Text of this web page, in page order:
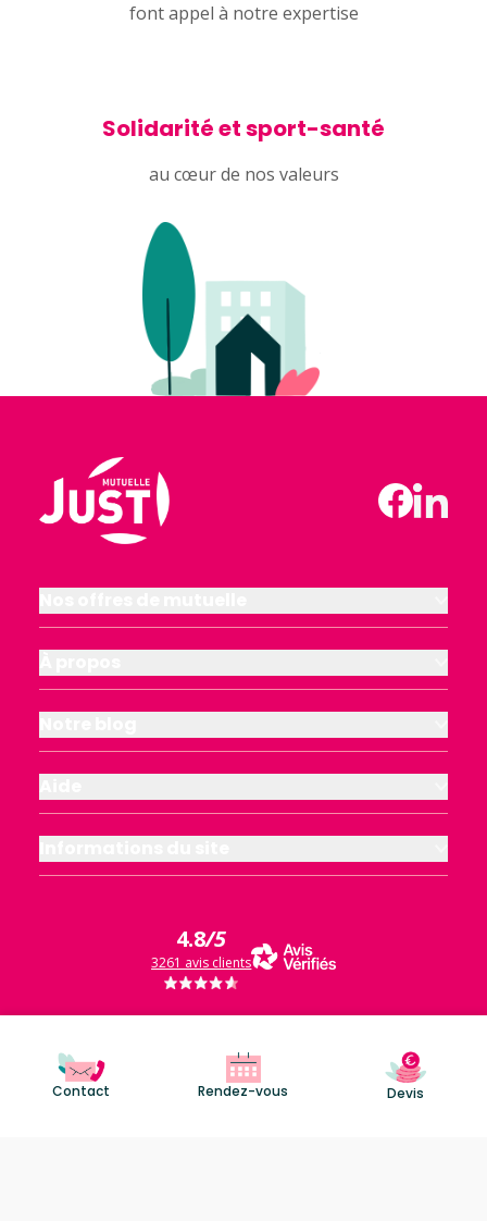
font appel à notre expertise
Solidarité et sport-santé
au cœur de nos valeurs
4.8/5
3261 avis clients
Contact Rendez-vous Devis